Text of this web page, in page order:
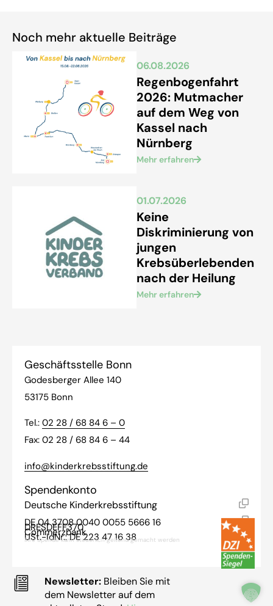
Noch mehr aktuelle Beiträge
06.08.2026
Regenbogenfahrt
2026: Mutmacher
auf dem Weg von
Kassel nach
Nürnberg
Mehr erfahren
01.07.2026
Keine
Diskriminierung von
jungen
Krebsüberlebenden
nach der Heilung
Mehr erfahren
Geschäftsstelle Bonn
Godesberger Allee 140
53175 Bonn
Tel.: 02 28 / 68 84 6 – 0
Fax: 02 28 / 68 84 6 – 44
info@kinderkrebsstiftung.de
Spendenkonto
Deutsche Kinderkrebsstiftung
DE 04 3708 0040 0055 5666 16
DRESDEFF370
Commerzbank
USt.-IdNr.: DE 223 47 16 38
Ihre Spende kann steuerlich geltend gemacht werden
Newsletter:Bleiben Sie mit
dem Newsletter auf dem